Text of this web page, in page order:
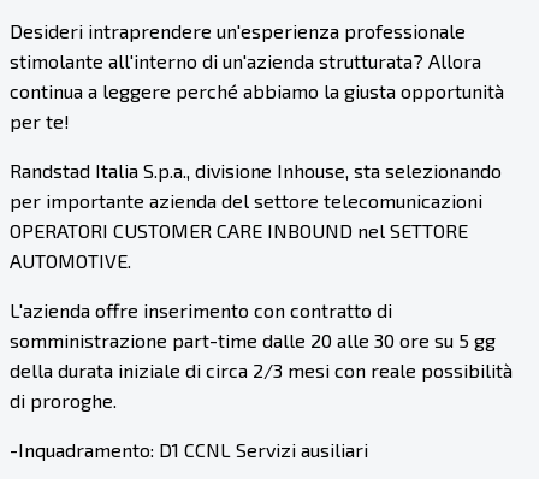
Desideri intraprendere un'esperienza professionale
stimolante all'interno di un'azienda strutturata? Allora
continua a leggere perché abbiamo la giusta opportunità
per te!
Randstad Italia S.p.a., divisione Inhouse, sta selezionando
per importante azienda del settore telecomunicazioni
OPERATORI CUSTOMER CARE INBOUND nel SETTORE
AUTOMOTIVE.
L'azienda offre inserimento con contratto di
somministrazione part-time dalle 20 alle 30 ore su 5 gg
della durata iniziale di circa 2/3 mesi con reale possibilità
di proroghe.
-Inquadramento: D1 CCNL Servizi ausiliari